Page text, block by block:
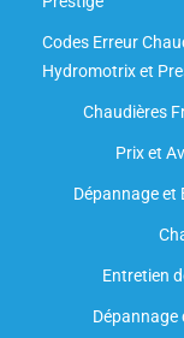
Codes Erreur
Hydromotrix et
Chaudières
Prix et
Dépannage et
Entretien